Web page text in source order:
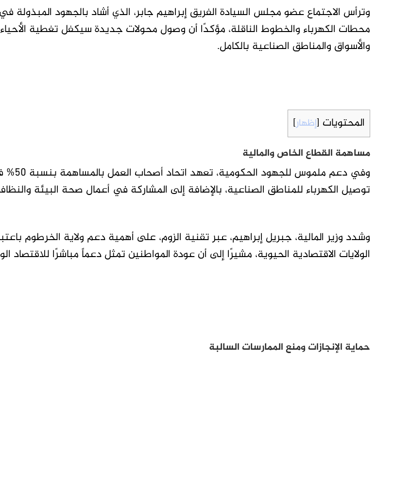
وترأس الاجتماع عضو مجلس السيادة الفريق إبراهيم جابر، الذي أشاد بالجهود المبذولة
محطات الكهرباء والخطوط الناقلة، مؤكدًا أن وصول محولات جديدة سيكفل تغطية الأحياء
والأسواق والمناطق الصناعية بالكامل.
المحتويات [إظهار]
مساهمة القطاع الخاص والمالية
وفي دعم ملموس للجهود الحكومية،
توصيل الكهرباء للمناطق الصناعية، بالإضافة إلى المشاركة في أعمال صحة البيئة
وشدد وزير المالية، جبريل إبراهيم، عبر تقنية الزوم، على أهمية دعم ولاية الخرطوم
الولايات الاقتصادية الحيوية، مشيرًا إلى أن عودة المواطنين تمثل دعماً مباشرًا للاقتصاد
حماية الإنجازات ومنع الممارسات السالبة